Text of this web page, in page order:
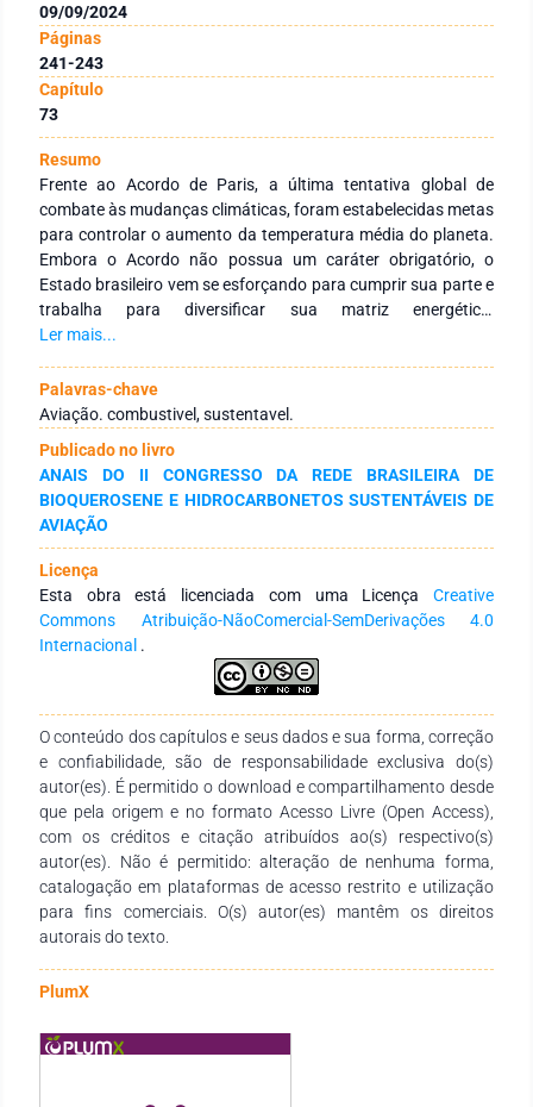
09/09/2024
Páginas
241-243
Capítulo
73
Resumo
Frente ao Acordo de Paris, a última tentativa global de
combate às mudanças climáticas, foram estabelecidas metas
para controlar o aumento da temperatura média do planeta.
Embora o Acordo não possua um caráter obrigatório, o
Estado brasileiro vem se esforçando para cumprir sua parte e
trabalha para diversificar sua matriz energética,
principalmente em relação à produção e uso de
Organização da Aviação Civil Internacional (ICAO), à partir de
2027, o Estado fará parte do Esquema de Redução e
Compensação de Emissões da Aviação Internacional
(CORSIA), que busca a diminuição das emissões dos gases
do efeito estufa através uso de bioquerosene na aviação civil.
Ainda que o CORSIA esteja em sua fase voluntária, do qual o
Brasil não faz parte, já se observa iniciativas públicas
voltadas para o desenvolvimento de bioquerosene. Isto
posto, esta pesquisa busca entender a extensão da finitude e
o avanço que tais iniciativas atingem até que ponto tais
iniciativas atingem e qual o avanço para a área elas trazem.
Ler mais...
Palavras-chave
Aviação. combustivel, sustentavel.
Publicado no livro
ANAIS DO II CONGRESSO DA REDE BRASILEIRA DE
BIOQUEROSENE E HIDROCARBONETOS SUSTENTÁVEIS DE
AVIAÇÃO
Licença
Esta obra está licenciada com uma Licença Creative
Commons Atribuição-NãoComercial-SemDerivações 4.0
Internacional .
O conteúdo dos capítulos e seus dados e sua forma, correção
e confiabilidade, são de responsabilidade exclusiva do(s)
autor(es). É permitido o download e compartilhamento desde
que pela origem e no formato Acesso Livre (Open Access),
com os créditos e citação atribuídos ao(s) respectivo(s)
autor(es). Não é permitido: alteração de nenhuma forma,
catalogação em plataformas de acesso restrito e utilização
para fins comerciais. O(s) autor(es) mantêm os direitos
autorais do texto.
PlumX